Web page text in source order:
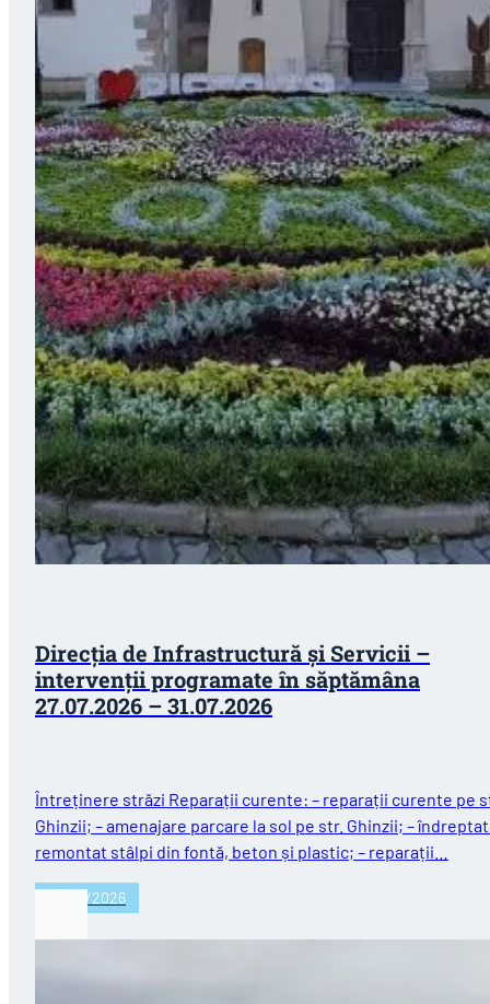
Direcția de Infrastructură și Servicii –
intervenții programate în săptămâna
27.07.2026 – 31.07.2026
Întreținere străzi Reparații curente: – reparații curente pe
Ghinzii; – amenajare parcare la sol pe str. Ghinzii; –
remontat stâlpi din fontă, beton și plastic; – reparații…
27/07/2026